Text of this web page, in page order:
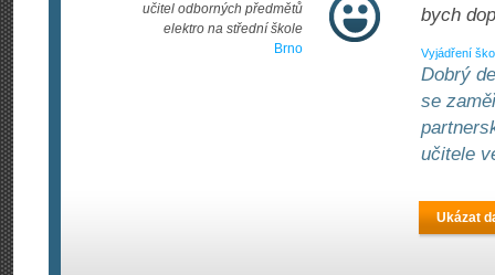
učitel odborných předmětů
elektro na střední škole
Brno
bych
Vyjádření
Dobrý
se
učitele
Ukázat